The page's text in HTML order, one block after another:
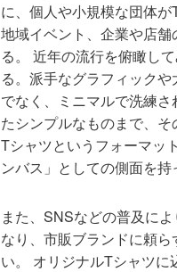
に、個人や小規模な団体
地域イベント、企業や店
る。 近年の流行を俯瞰し
る。派手なグラフィック
でなく、ミニマルで洗練
たシンプルなものまで、
Tシャツというフォーマッ
ンバス」としての側面を持
また、SNSなどの普及に
なり、市販ブランドに頼
い。 オリジナルTシャツ